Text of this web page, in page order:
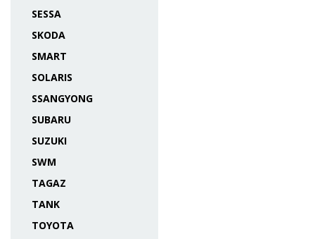
SESSA
SKODA
SMART
SOLARIS
SSANGYONG
SUBARU
SUZUKI
SWM
TAGAZ
TANK
TOYOTA